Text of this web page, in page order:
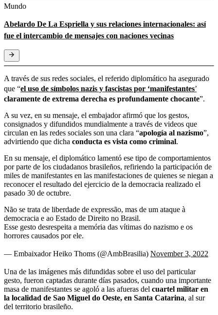
Mundo
Abelardo De La Espriella y sus relaciones internacionales: así
fue el intercambio de mensajes con naciones vecinas
A través de sus redes sociales, el referido diplomático ha asegurado
que “el uso de símbolos nazis y fascistas por ‘manifestantes’
claramente de extrema derecha es profundamente chocante”.
A su vez, en su mensaje, el embajador afirmó que los gestos,
consignados y difundidos mundialmente a través de videos que
circulan en las redes sociales son una clara “apología al nazismo”,
advirtiendo que dicha conducta es vista como criminal.
En su mensaje, el diplomático lamentó ese tipo de comportamientos
por parte de los ciudadanos brasileños, refiriendo la participación de
miles de manifestantes en las manifestaciones de quienes se niegan a
reconocer el resultado del ejercicio de la democracia realizado el
pasado 30 de octubre.
Não se trata de liberdade de expressão, mas de um ataque à
democracia e ao Estado de Direito no Brasil.
Esse gesto desrespeita a memória das vítimas do nazismo e os
horrores causados por ele.
— Embaixador Heiko Thoms (@AmbBrasilia) November 3, 2022
Una de las imágenes más difundidas sobre el uso del particular
gesto, fueron captadas durante días pasados, cuando una importante
masa de manifestantes se agoló a las afueras del cuartel militar en
la localidad de Sao Miguel do Oeste, en Santa Catarina, al sur
del territorio brasileño.